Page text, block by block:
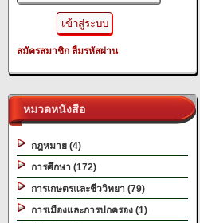
สมัครสมาชิก ลืมรหัสผ่าน
หมวดหนังสือ
กฎหมาย (4)
การศึกษา (172)
การเกษตรและชีววิทยา (79)
การเมืองและการปกครอง (1)